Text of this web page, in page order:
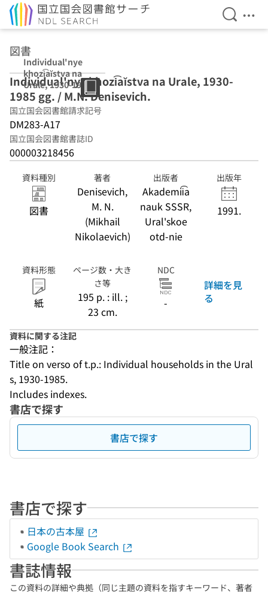
検索を
メ
図書
Individual'nye
khozi͡aĭstva na
Urale, 1930-1985
gg. / M.N.
Denisevich.
Individual'nye khozi͡aĭstva na Urale, 1930-
1985 gg. / M.N. Denisevich.
国立国会図書館請求記号
DM283-A17
国立国会図書館書誌ID
000003218456
資料種別
図書
著者
Denisevich,
M. N.
(Mikhail
Nikolaevich)
出版者
Akademii͡a
nauk SSSR,
Ural'skoe
otd-nie
出版年
1991.
資料形態
紙
ページ数・大き
さ等
195 p. : ill. ;
23 cm.
NDC
-
詳細を見
る
資料に関する注記
一般注記：
Title on verso of t.p.: Individual households in the Ural
s, 1930-1985.
Includes indexes.
書店で探す
書店で探す
書店で探す
日本の古本屋
Google Book Search
書誌情報
この資料の詳細や典拠（同じ主題の資料を指すキーワード、著者